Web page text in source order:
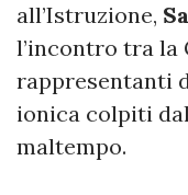
all’Istruzione,
l’incontro tra la
rappresentanti
ionica colpiti
maltempo.